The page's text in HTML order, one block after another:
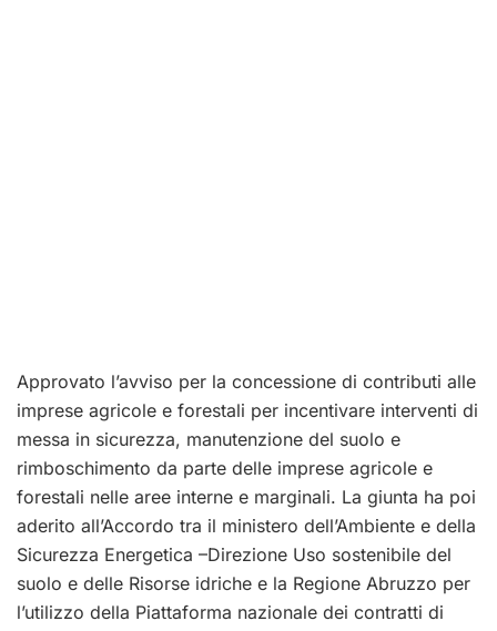
Approvato l’avviso per la concessione di contributi alle
imprese agricole e forestali per incentivare interventi di
messa in sicurezza, manutenzione del suolo e
rimboschimento da parte delle imprese agricole e
forestali nelle aree interne e marginali. La giunta ha poi
aderito all’Accordo tra il ministero dell’Ambiente e della
Sicurezza Energetica –Direzione Uso sostenibile del
suolo e delle Risorse idriche e la Regione Abruzzo per
l’utilizzo della Piattaforma nazionale dei contratti di